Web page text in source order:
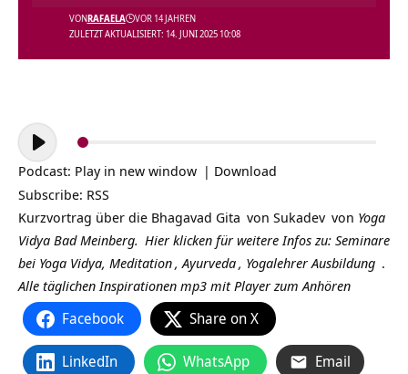
ZULETZT AKTUALISIERT: 14. JUNI 2025 10:08
VONRAFAELA VOR 14 JAHREN
Audio-
Player
Podcast: Play in new window | Download
Subscribe: RSS
Kurzvortrag über die Bhagavad Gita von Sukadev von Yoga
Vidya Bad Meinberg. Hier klicken für weitere Infos zu: Seminare
bei Yoga Vidya, Meditation,Ayurveda, Yogalehrer Ausbildung .
Alle täglichen Inspirationen mp3 mit Player zum Anhören
Facebook Share on X
LinkedIn WhatsApp Email